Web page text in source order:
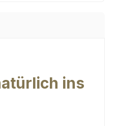
ins